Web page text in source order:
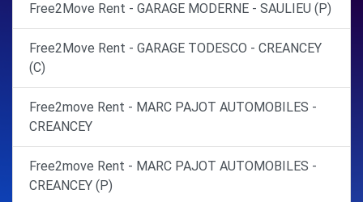
Free2Move Rent - GARAGE MODERNE - SAULIEU (P)
Free2Move Rent - GARAGE TODESCO - CREANCEY
(C)
Free2move Rent - MARC PAJOT AUTOMOBILES -
CREANCEY
Free2move Rent - MARC PAJOT AUTOMOBILES -
CREANCEY (P)